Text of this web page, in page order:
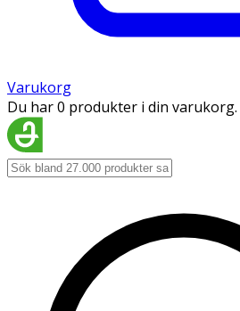
Varukorg
Du har 0 produkter i din varukorg.